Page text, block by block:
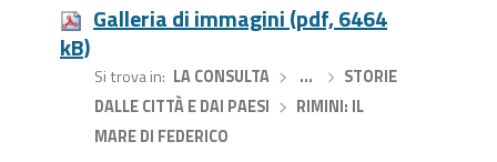
Galleria di immagini (pdf, 6464
kB)
Si trova in LA CONSULTA› …
STORIE
DALLE CITTÀ E DAI PAESI
RIMINI: IL
MARE DI FEDERICO